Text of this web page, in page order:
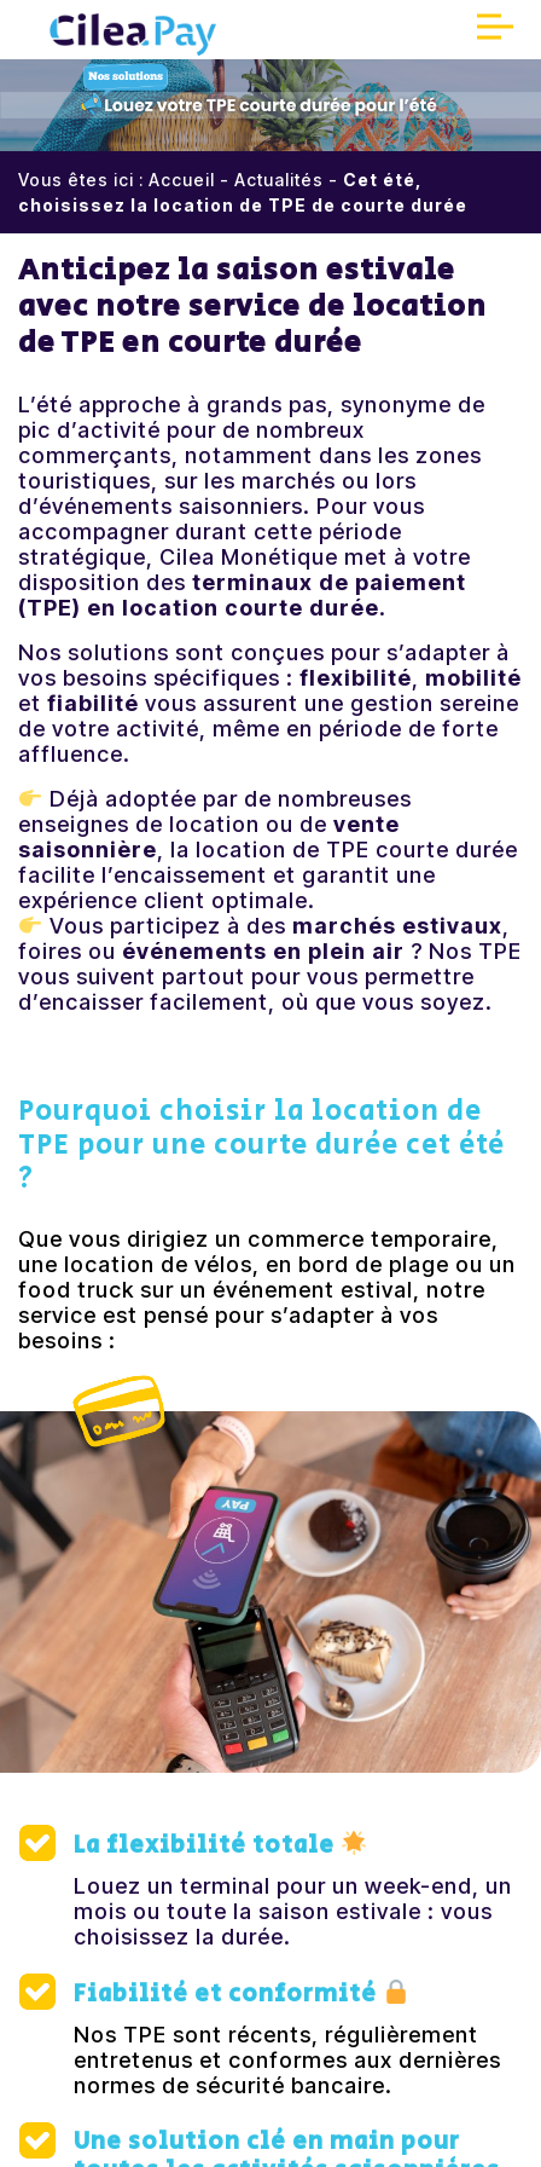
Accueil
Qui sommes-nous ?
Encaissements sécurisés
Réduisez vos coûts
Une meilleure expérience client
Partenaires
Parrainage
Actualités
Contactez-nous
Contactez-nous
Se connecter
Vous êtes ici : Accueil - Actualités - Cet été,
choisissez la location de TPE de courte durée
Anticipez la saison estivale
avec notre service de location
de TPE en courte durée
L’été approche à grands pas, synonyme de
pic d’activité pour de nombreux
commerçants, notamment dans les zones
touristiques, sur les marchés ou lors
d’événements saisonniers. Pour vous
accompagner durant cette période
stratégique, Cilea Monétique met à votre
disposition des terminaux de paiement
(TPE) en location courte durée.
Nos solutions sont conçues pour s’adapter à
vos besoins spécifiques : flexibilité, mobilité
et fiabilité vous assurent une gestion sereine
de votre activité, même en période de forte
affluence.
Déjà adoptée par de nombreuses
enseignes de location ou de vente
saisonnière, la location de TPE courte durée
facilite l’encaissement et garantit une
expérience client optimale.
Vous participez à des marchés estivaux,
foires ou événements en plein air ? Nos TPE
vous suivent partout pour vous permettre
d’encaisser facilement, où que vous soyez.
Pourquoi choisir la location de
TPE pour une courte durée cet été
?
Que vous dirigiez un commerce temporaire,
une location de vélos, en bord de plage ou un
food truck sur un événement estival, notre
service est pensé pour s’adapter à vos
besoins :
La flexibilité totale
Louez un terminal pour un week-end, un
mois ou toute la saison estivale : vous
choisissez la durée.
Fiabilité et conformité
Nos TPE sont récents, régulièrement
entretenus et conformes aux dernières
normes de sécurité bancaire.
Une solution clé en main pour
Panneau de gestion des cookies